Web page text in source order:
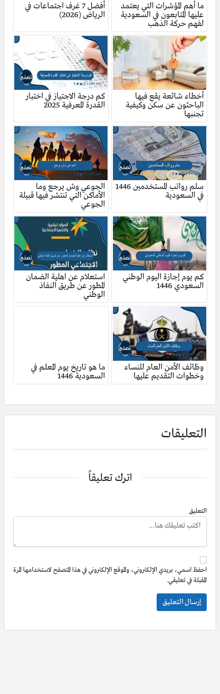
ما أهم المؤشرات التي يعتمد
عليها المتابعون في السعودية
لفهم حركة الذهب
أفضل 7 غرف اجتماعات في
الرياض (2026)
أخطاء شائعة يقع فيها
الباحثون عن سكن وكيفية
تجنبها
كم درجة الاجتياز في اختبار
القدرة المعرفية 2025
سلم رواتب المستخدمين 1446
في السعودية
الجوعي وش يرجع وما
الأماكن التي تنتشر فيها قبيلة
الجوعي
كم يوم إجازة اليوم الوطني
السعودي 1446
استعلام عن اهلية الضمان
المطور عن طريق النفاذ
الوطني
وظائف الأمن العام للنساء
وخطوات التقديم عليها
ما هو تاريخ يوم المعلم في
السعودية 1446
التعليقات
اترك تعليقاً
التعليق
احفظ اسمي، بريدي الإلكتروني، والموقع الإلكتروني في هذا المتصفح لاستخدامها المرة
المقبلة في تعليقي.